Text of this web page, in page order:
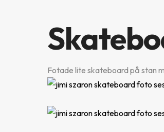
Fotade lite skateboard på stan